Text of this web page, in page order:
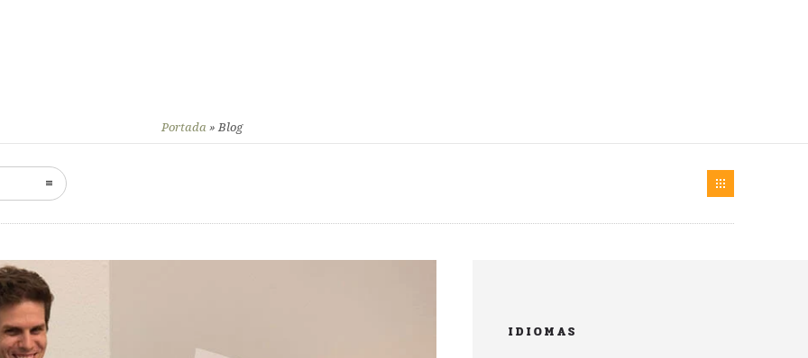
Portada »Blog
IDIOMAS